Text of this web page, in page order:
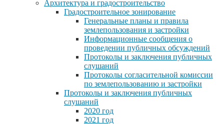
Архитектура и градостроительство
Градостроительное зонирование
Генеральные планы и правила
землепользования и застройки
Информационные сообщения о
проведении публичных обсуждений
Протоколы и заключения публичных
слушаний
Протоколы согласительной комиссии
по землепользованию и застройки
Протоколы и заключения публичных
слушаний
2020 год
2021 год